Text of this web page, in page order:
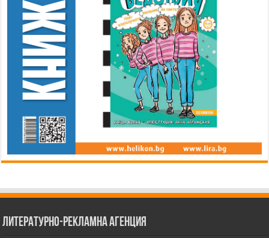
Литературно-рекламна агенция